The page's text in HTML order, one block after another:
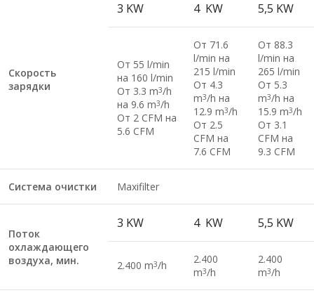
Скорость
зарядки
3 KW 4 KW 5,5 KW
От 55 l/min
на 160 l/min
От 3.3 m3/h
на 9.6 m3/h
От 2 CFM на
5.6 CFM
От 71.6
l/min на
215 l/min
От 4.3
m3/h на
12.9 m3/h
От 2.5
CFM на
7.6 CFM
От 88.3
l/min на
265 l/min
От 5.3
m3/h на
15.9 m3/h
От 3.1
CFM на
9.3 CFM
Система очистки Maxifilter
Поток
охлаждающего
воздуха, мин.
3 KW 4 KW 5,5 KW
2.400 m3/h
2.400
m3/h
2.400
m3/h